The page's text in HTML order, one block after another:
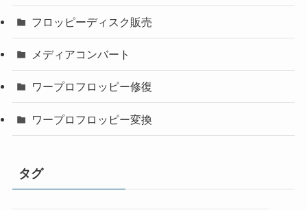
フロッピーディスク販売
メディアコンバート
ワープロフロッピー修復
ワープロフロッピー変換
タグ